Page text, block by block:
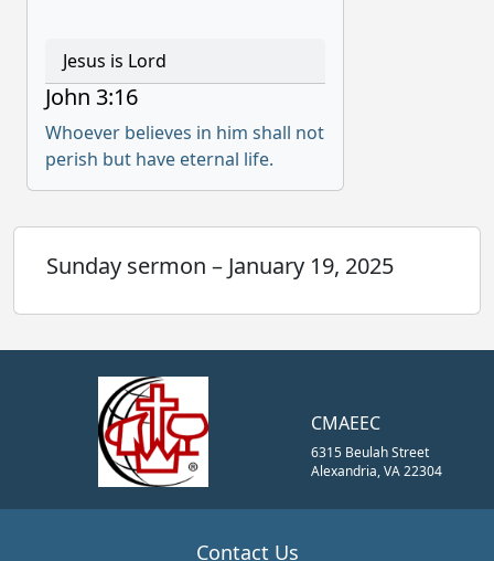
Jesus is Lord
John 3:16
Whoever believes in him shall not
perish but have eternal life.
Sunday sermon – January 19, 2025
CMAEEC
6315 Beulah Street
Alexandria, VA 22304
Contact Us